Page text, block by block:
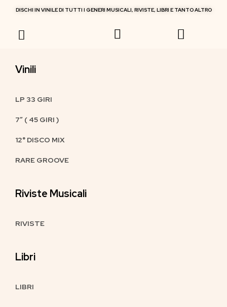
DISCHI IN VINILE DI TUTTI I GENERI MUSICALI, RIVISTE, LIBRI E TANTO ALTRO
Vinili
LP 33 GIRI
7″ ( 45 GIRI )
12° DISCO MIX
RARE GROOVE
Riviste Musicali
RIVISTE
Libri
LIBRI